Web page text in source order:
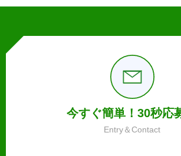
今すぐ簡単！30秒応
Entry＆Contact